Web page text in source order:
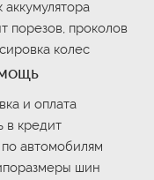
аккумулятора
порезов, проколов
колес
и оплата
в кредит
автомобилям
шин